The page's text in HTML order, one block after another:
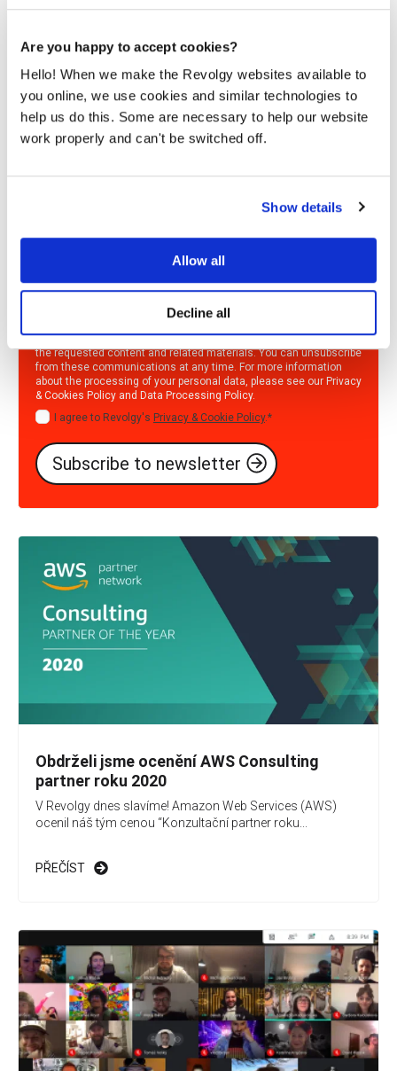
Are you happy to accept cookies?
Hello! When we make the Revolgy websites available to
you online, we use cookies and similar technologies to
help us do this. Some are necessary to help our website
work properly and can't be switched off.
Show details
Allow all
Decline all
Loni se Revolgy stalo remote-first firmou. To znamená, že
pracujeme hlavně na dálku. Tento přístup...
PŘEČÍST
Zajímá vás svět cloudu?
Odebírejte naše pravidelné novinky, ať vám nic neuteče.
processing the above personal data for the purpose of providing
the requested content and related materials. You can unsubscribe
from these communications at any time. For more information
about the processing of your personal data, please see our Privacy
& Cookies Policy and Data Processing Policy.
I agree to Revolgy's Privacy & Cookie Policy.*
Obdrželi jsme ocenění AWS Consulting
partner roku 2020
V Revolgy dnes slavíme! Amazon Web Services (AWS)
ocenil náš tým cenou “Konzultační partner roku...
PŘEČÍST